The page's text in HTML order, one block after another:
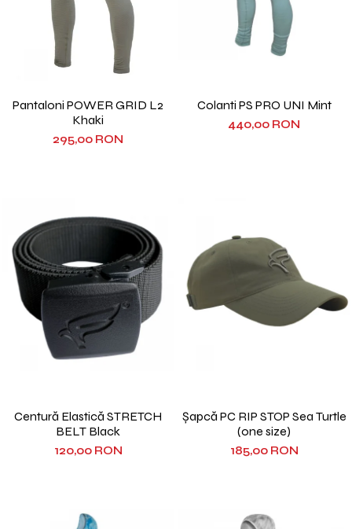
Pantaloni POWER GRID L2
Khaki
295,00 RON
Colanti PS PRO UNI Mint
440,00 RON
Centură Elastică STRETCH
BELT Black
120,00 RON
Șapcă PC RIP STOP Sea Turtle
(one size)
185,00 RON